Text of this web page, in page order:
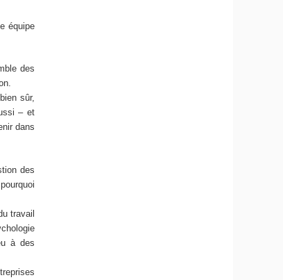
équipe
des
sûr,
– et
dans
des
travail
à des